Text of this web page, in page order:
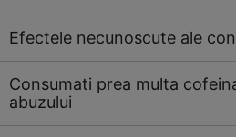
Efectele necunoscute ale
Consumati prea multa
abuzului